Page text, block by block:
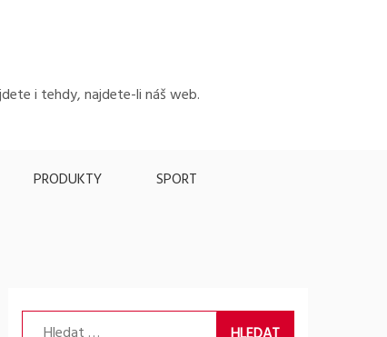
i tehdy, najdete-li náš web.
PRODUKTY SPORT
Vyhledávání